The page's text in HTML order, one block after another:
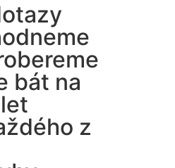
bát na
z